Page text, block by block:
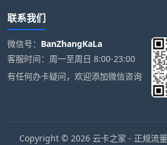
联系我们
微信号： BanZhangKaLa
客服时间：周一至周日 8:00-23:00
有任何办卡疑问，欢迎添加微信咨询
Copyright © 2026 云卡之家 - 正规流